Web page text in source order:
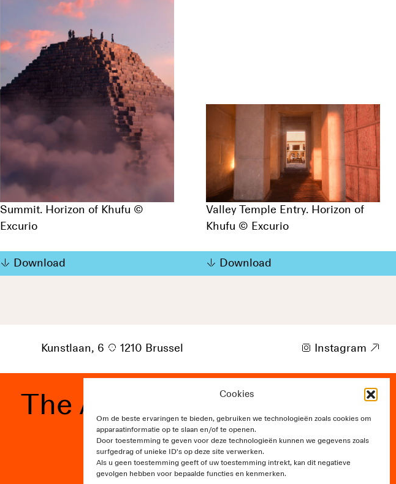
Cookies
Om de beste ervaringen te bieden, gebruiken we technologieën zoals cookies om
apparaatinformatie op te slaan en/of te openen.
Door toestemming te geven voor deze technologieën kunnen we gegevens zoals
surfgedrag of unieke ID's op deze site verwerken.
Als u geen toestemming geeft of uw toestemming intrekt, kan dit negatieve
gevolgen hebben voor bepaalde functies en kenmerken.
Summit. Horizon of Khufu ©
Excurio
Download
Valley Temple Entry. Horizon of
Khufu © Excurio
Download
Kunstlaan, 6 p 1210 Brussel i Instagram 9
The Art of Communication